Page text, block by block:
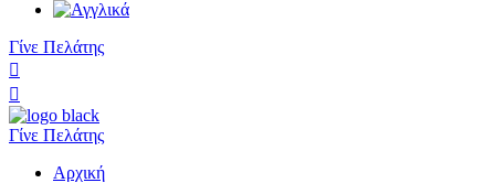
Γίνε Πελάτης
Γίνε Πελάτης
Αρχική